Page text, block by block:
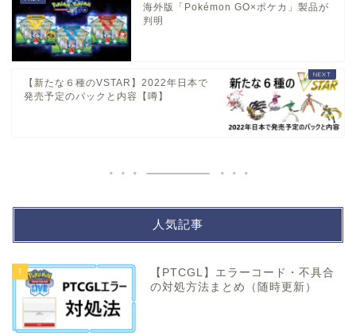
海外版「Pokémon GO×ポケカ」製品が
判明
【新たな６種のVSTAR】2022年日本で
発売予定のパックと内容【噂】
人気記事
1
【PTCGL】エラーコード・不具合
の対処方法まとめ（随時更新）